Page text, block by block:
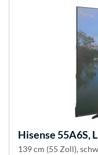
Hisense55A6S,
139 cm (55 Zoll),